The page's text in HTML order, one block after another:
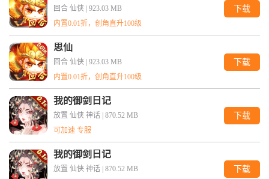
回合 仙侠 | 923.03 MB
内置0.01折，创角直升100级
下载
思仙
回合 仙侠 | 923.03 MB
内置0.01折，创角直升100级
下载
我的御剑日记
放置 仙侠 神话 | 870.52 MB
可加速 专服
下载
我的御剑日记
放置 仙侠 神话 | 870.52 MB
下载